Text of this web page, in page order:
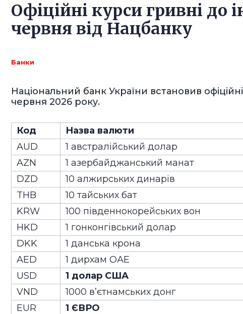
Офіційні курси гривні до
червня від Нацбанку
Банки
Національний банк України встановив
червня 2026 року.
Код Назва валюти
AUD
1 австралійський долар
AZN
1 азербайджанський манат
DZD
10 алжирських динарів
THB
10 тайських бат
KRW
100 південнокорейських вон
HKD
1 гонконгівський долар
DKK
1 данська крона
AED
1 дирхам ОАЕ
USD
1 долар США
VND
1000 в’єтнамських донг
EUR
1 ЄВРО